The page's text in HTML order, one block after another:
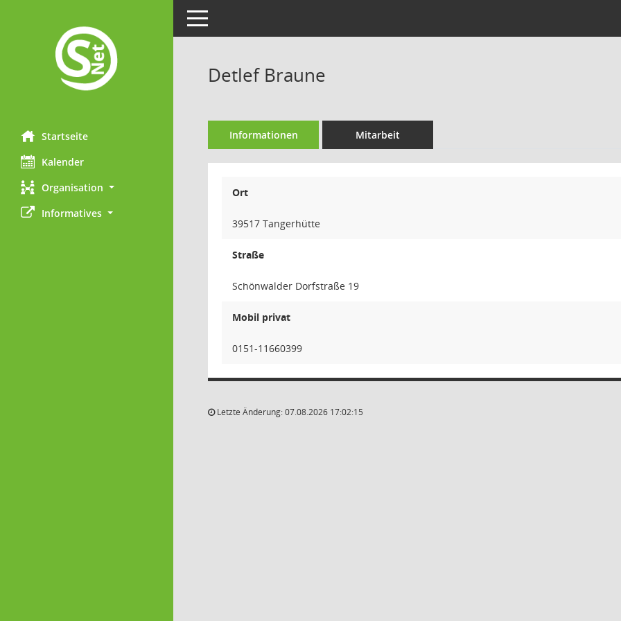
Startseite
Kalender
Organisation
Informatives
Toggle navigation
Detlef Braune
Informationen Mitarbeit
Ort
39517 Tangerhütte
Straße
Schönwalder Dorfstraße 19
Mobil privat
0151-11660399
Letzte Änderung: 07.08.2026 17:02:15